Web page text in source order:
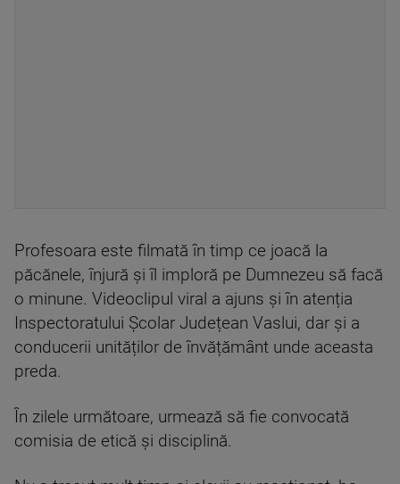
Profesoara este filmată în timp ce joacă la
păcănele, înjură și îl imploră pe Dumnezeu să facă
o minune. Videoclipul viral a ajuns și în atenția
Inspectoratului Școlar Județean Vaslui, dar și a
conducerii unităților de învățământ unde aceasta
preda.
În zilele următoare, urmează să fie convocată
comisia de etică și disciplină.